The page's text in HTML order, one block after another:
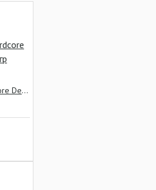
Воблер DUEL Hardcore Deep Crank 60F 11 гр #GSAY